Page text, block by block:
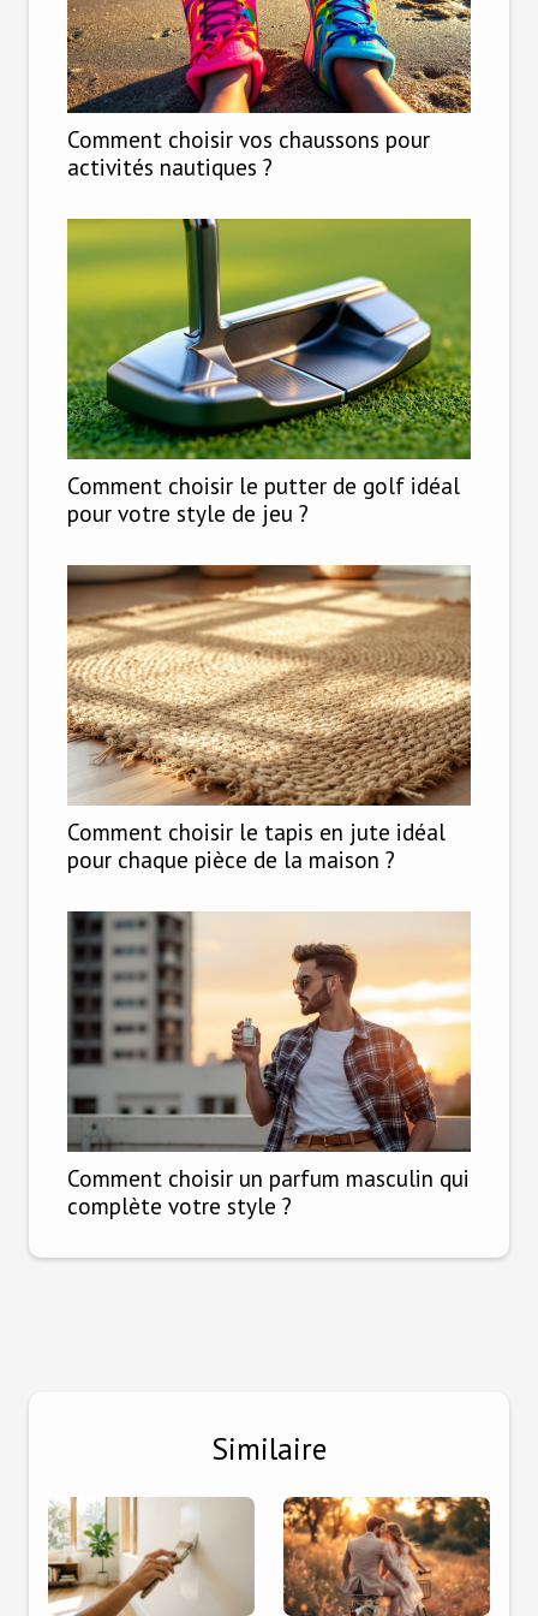
Comment choisir vos chaussons pour
activités nautiques ?
Comment choisir le putter de golf idéal
pour votre style de jeu ?
Comment choisir le tapis en jute idéal
pour chaque pièce de la maison ?
Comment choisir un parfum masculin qui
complète votre style ?
Similaire